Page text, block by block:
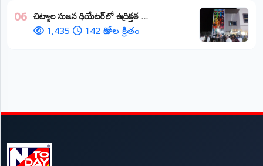
06 చిట్యాల సుజన థియేటర్‌లో ఉద్రిక్తత ...
1,435 142 రోజుల క్రితం